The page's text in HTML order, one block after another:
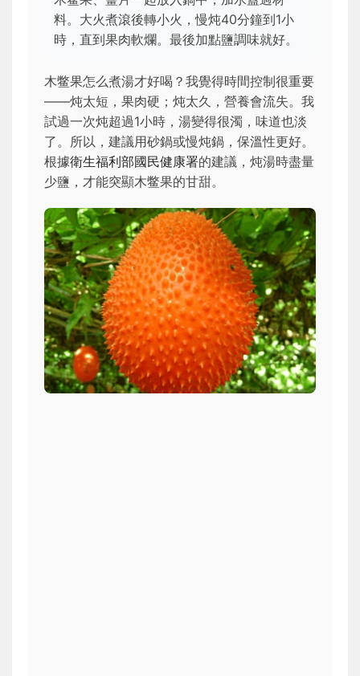
料。大火煮滾後轉小火，慢炖40分鐘到1小
時，直到果肉軟爛。最後加點鹽調味就好。
木鳖果怎么煮湯才好喝？我覺得時間控制很重要
——炖太短，果肉硬；炖太久，營養會流失。我
試過一次炖超過1小時，湯變得很濁，味道也淡
了。所以，建議用砂鍋或慢炖鍋，保溫性更好。
根據衛生福利部國民健康署的建議，炖湯時盡量
少鹽，才能突顯木鳖果的甘甜。